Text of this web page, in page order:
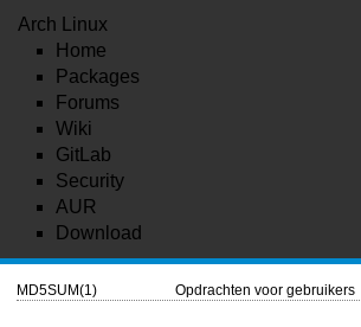
Arch Linux
Home
Packages
Forums
Wiki
GitLab
Security
AUR
Download
MD5SUM(1) Opdrachten voor gebruikers